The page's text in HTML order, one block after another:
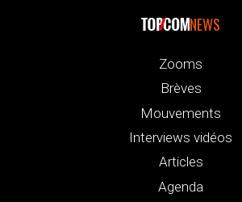
NEWS
Zooms
Brèves
Mouvements
Interviews vidéos
Articles
Agenda